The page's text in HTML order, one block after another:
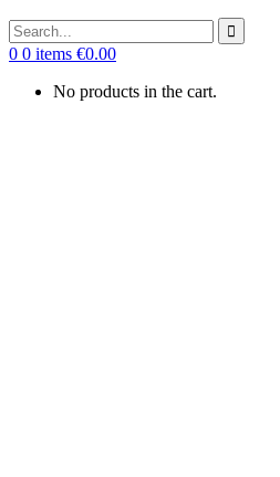
0 0 items €0.00
No products in the cart.